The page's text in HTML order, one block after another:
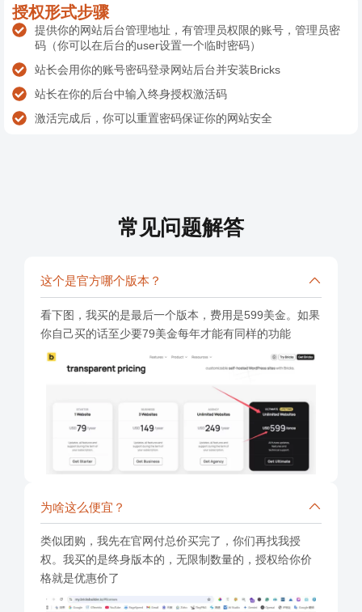
授权形式步骤
提供你的网站后台管理地址，有管理员权限的账号，管理员密
码（你可以在后台的user设置一个临时密码）
站长会用你的账号密码登录网站后台并安装Bricks
站长在你的后台中输入终身授权激活码
激活完成后，你可以重置密码保证你的网站安全
常见问题解答
这个是官方哪个版本？
看下图，我买的是最后一个版本，费用是599美金。如果
你自己买的话至少要79美金每年才能有同样的功能
为啥这么便宜？
类似团购，我先在官网付总价买完了，你们再找我授
权。我买的是终身版本的，无限制数量的，授权给你价
格就是优惠价了